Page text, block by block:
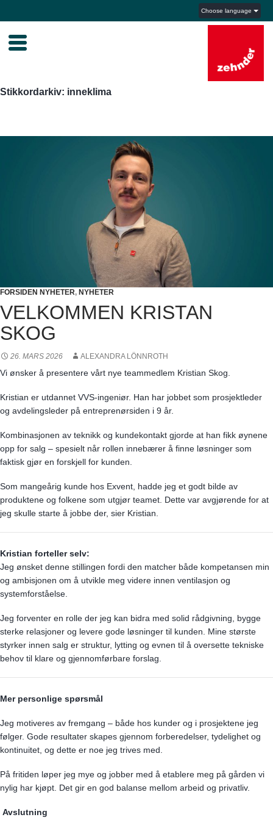
Choose language
Stikkordarkiv: inneklima
FORSIDEN NYHETER, NYHETER
VELKOMMEN KRISTAN
SKOG
26. MARS 2026 ALEXANDRA LÖNNROTH
Vi ønsker å presentere vårt nye teammedlem Kristian Skog.
Kristian er utdannet VVS-ingeniør. Han har jobbet som prosjektleder
og avdelingsleder på entreprenørsiden i 9 år.
Kombinasjonen av teknikk og kundekontakt gjorde at han fikk øynene
opp for salg – spesielt når rollen innebærer å finne løsninger som
faktisk gjør en forskjell for kunden.
Som mangeårig kunde hos Exvent, hadde jeg et godt bilde av
produktene og folkene som utgjør teamet. Dette var avgjørende for at
jeg skulle starte å jobbe der, sier Kristian.
Kristian forteller selv:
Jeg ønsket denne stillingen fordi den matcher både kompetansen min
og ambisjonen om å utvikle meg videre innen ventilasjon og
systemforståelse.
Jeg forventer en rolle der jeg kan bidra med solid rådgivning, bygge
sterke relasjoner og levere gode løsninger til kunden. Mine største
styrker innen salg er struktur, lytting og evnen til å oversette tekniske
behov til klare og gjennomførbare forslag.
Mer personlige spørsmål
Jeg motiveres av fremgang – både hos kunder og i prosjektene jeg
følger. Gode resultater skapes gjennom forberedelser, tydelighet og
kontinuitet, og dette er noe jeg trives med.
På fritiden løper jeg mye og jobber med å etablere meg på gården vi
nylig har kjøpt. Det gir en god balanse mellom arbeid og privatliv.
Avslutning